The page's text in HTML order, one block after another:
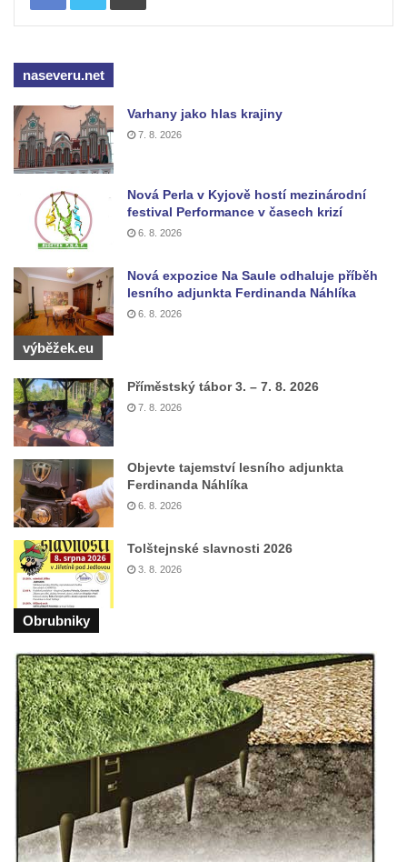
Hrob Aloise Ptáčka na hřbitově v Lužci nad
Vltavou
nad Vltavou
Hrob Josefa Mikyny na hřbitově v Lužci nad
Vltavou
Hrob rodiny Zilcher na hřbitově v Hrobčicích
Hrob Josefa Sýkory na hřbitově v Dobříni
Hrob Antonína Svobody na hřbitově v
Dobříni
Hrob Václava Fujery na hřbitově v Dobříni
Hrob Josefa Zemana na hřbitově v Dobříni
Hrob Jana Panského a Františka Friče na
hřbitově v Dobříni
Hrob rodiny Prosche na hřbitově v Lužici
Hrob rodiny Žemličkovy na hřbitově v Lužici
Hrob Emmy Veidl na hřbitově v Lužici
Hrob rodiny Tropschuh na hřbitově v Lužici
Hrob faráře Josef Ottla na hřbitově v
Kozlech
Hrob rodiny Cífkovy na hřbitově v Kozlech
Hrobka rodiny Fuchs u papírny v České
Kamenici
Hrob Zdeňka Nedvěda na hřbitově ve
Hrob Ferdinanda Břetislava Mikovce na
hřbitově ve Sloupu v Čechách
Hrob rodiny Haina na hřbitově v Krásné u
Pěnčína
Hrob rodiny Hübner na hřbitově v Krásné u
Hrob rodiny Kundlatsch-Lucke na hřbitově v
Krásné u Pěnčína
naseveru.net
Varhany jako hlas krajiny
7. 8. 2026
Nová Perla v Kyjově hostí mezinárodní
festival Performance v časech krizí
6. 8. 2026
Nová expozice Na Saule odhaluje příběh
lesního adjunkta Ferdinanda Náhlíka
6. 8. 2026
výběžek.eu
Příměstský tábor 3. – 7. 8. 2026
7. 8. 2026
Objevte tajemství lesního adjunkta
Ferdinanda Náhlíka
6. 8. 2026
Tolštejnské slavnosti 2026
3. 8. 2026
Obrubniky